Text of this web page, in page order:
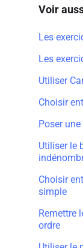
Voir
Les
Les
Utiliser
Choisir
Poser
Utiliser le
Choisir
simple
Remettre
ordre